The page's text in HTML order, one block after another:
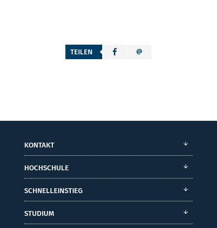
TEILEN
KONTAKT
HOCHSCHULE
SCHNELLEINSTIEG
STUDIUM